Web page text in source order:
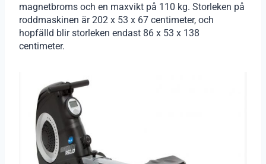
magnetbroms och en maxvikt på 110 kg. Storleken på
roddmaskinen är 202 x 53 x 67 centimeter, och
hopfälld blir storleken endast 86 x 53 x 138
centimeter.